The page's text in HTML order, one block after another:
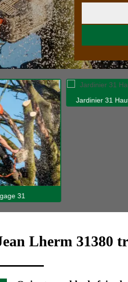
31
Jardinier 31
Lherm 31380